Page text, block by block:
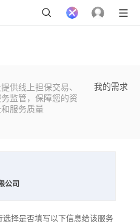
供线上担保交易、
监管，保障您的资
服务质量
我的需求
公司
择是否填写以下信息给该服务